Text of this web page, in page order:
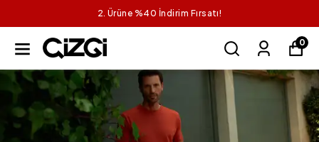
2. Ürüne %40 İndirim Fırsatı!
0